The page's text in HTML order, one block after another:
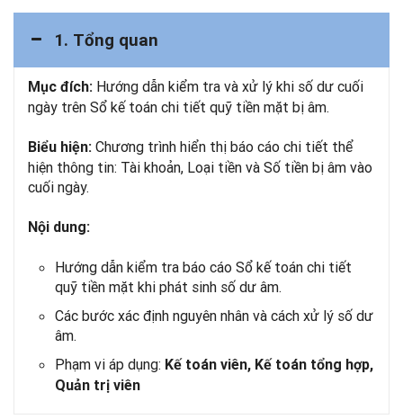
1. Tổng quan
Mục đích: Hướng dẫn kiểm tra và xử lý khi số dư cuối
ngày trên Sổ kế toán chi tiết quỹ tiền mặt bị âm.
Biểu hiện: Chương trình hiển thị báo cáo chi tiết thể
hiện thông tin: Tài khoản, Loại tiền và Số tiền bị âm vào
cuối ngày.
Nội dung:
Hướng dẫn kiểm tra báo cáo Sổ kế toán chi tiết
quỹ tiền mặt khi phát sinh số dư âm.
Các bước xác định nguyên nhân và cách xử lý số dư
âm.
Phạm vi áp dụng: Kế toán viên, Kế toán tổng hợp,
Quản trị viên